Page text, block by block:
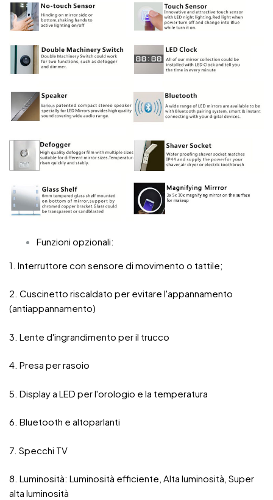
Funzioni opzionali:
1. Interruttore con sensore di movimento o tattile;
2. Cuscinetto riscaldato per evitare l'appannamento
(antiappannamento)
3. Lente d'ingrandimento per il trucco
4. Presa per rasoio
5. Display a LED per l'orologio e la temperatura
6. Bluetooth e altoparlanti
7. Specchi TV
8. Luminosità: Luminosità efficiente, Alta luminosità, Super
alta luminosità